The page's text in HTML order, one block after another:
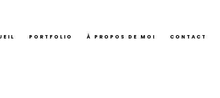
PORTFOLIO À PROPOS DE MOI CONTACT